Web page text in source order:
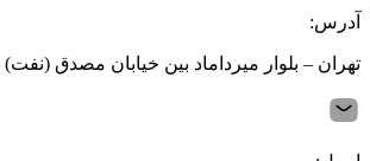
آدرس:
تهران – بلوار میرداماد بین خیابان مصدق (نفت) و شمس تبریزی پلاک